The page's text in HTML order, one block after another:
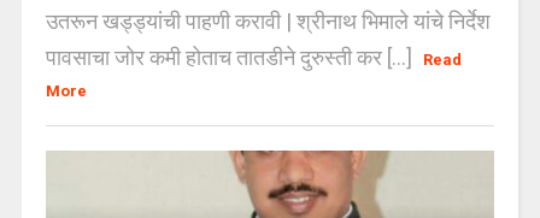
उतरून खड्ड्यांची पाहणी करावी | श्रीनाथ भिमाले यांचे निर्देश
पावसाचा जोर कमी होताच तातडीने दुरुस्ती कर [...]
Read
More